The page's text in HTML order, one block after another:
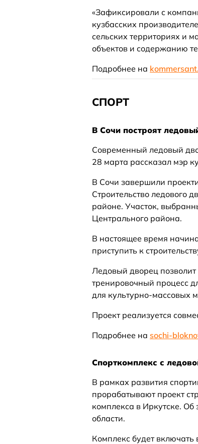
«Зафиксировали с
кузбасских
сельских территориях и
объектов и содержанию
Подробнее на
СПОРТ
В Сочи построят
Современный ледовый
28 марта рассказал мэр
В Сочи завершили
Строительство ледового
районе. Участок,
Центрального района.
В настоящее время
приступить к
Ледовый дворец позволит
тренировочный процесс
для культурно-массовых
Проект реализуется
Подробнее на sochi-
Спорткомплекс с
В рамках развития
прорабатывают проект
комплекса в Иркутске. Об
области.
Комплекс будет